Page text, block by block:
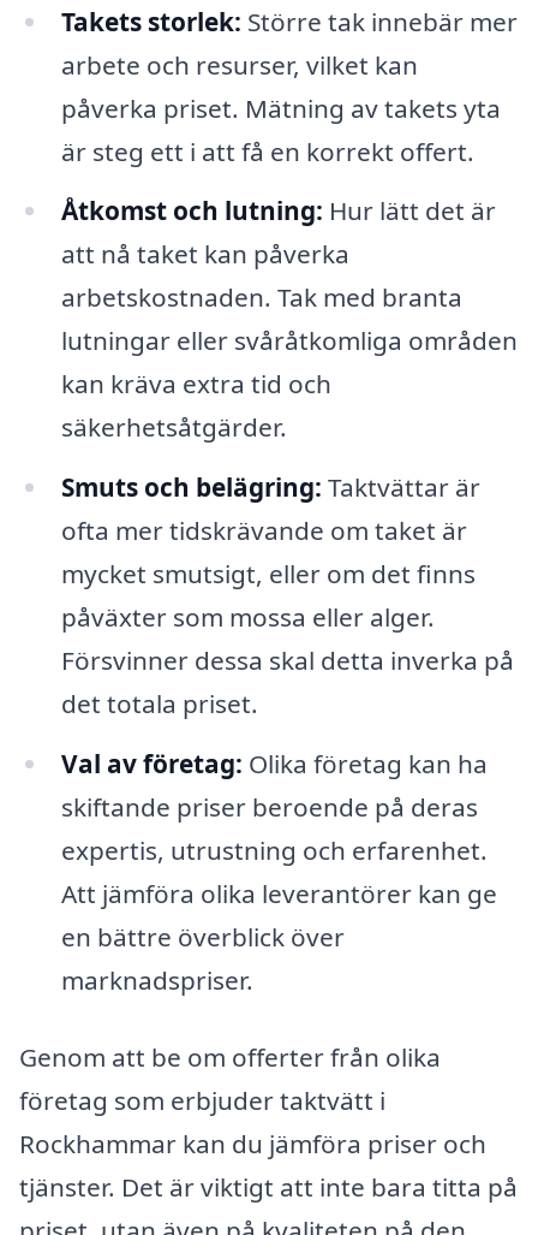
Takets storlek: Större tak innebär mer
arbete och resurser, vilket kan
påverka priset. Mätning av takets yta
är steg ett i att få en korrekt offert.
Åtkomst och lutning: Hur lätt det är
att nå taket kan påverka
arbetskostnaden. Tak med branta
lutningar eller svåråtkomliga områden
kan kräva extra tid och
säkerhetsåtgärder.
Smuts och belägring: Taktvättar är
ofta mer tidskrävande om taket är
mycket smutsigt, eller om det finns
påväxter som mossa eller alger.
Försvinner dessa skal detta inverka på
det totala priset.
Val av företag: Olika företag kan ha
skiftande priser beroende på deras
expertis, utrustning och erfarenhet.
Att jämföra olika leverantörer kan ge
en bättre överblick över
marknadspriser.
Genom att be om offerter från olika
företag som erbjuder taktvätt i
Rockhammar kan du jämföra priser och
tjänster. Det är viktigt att inte bara titta på